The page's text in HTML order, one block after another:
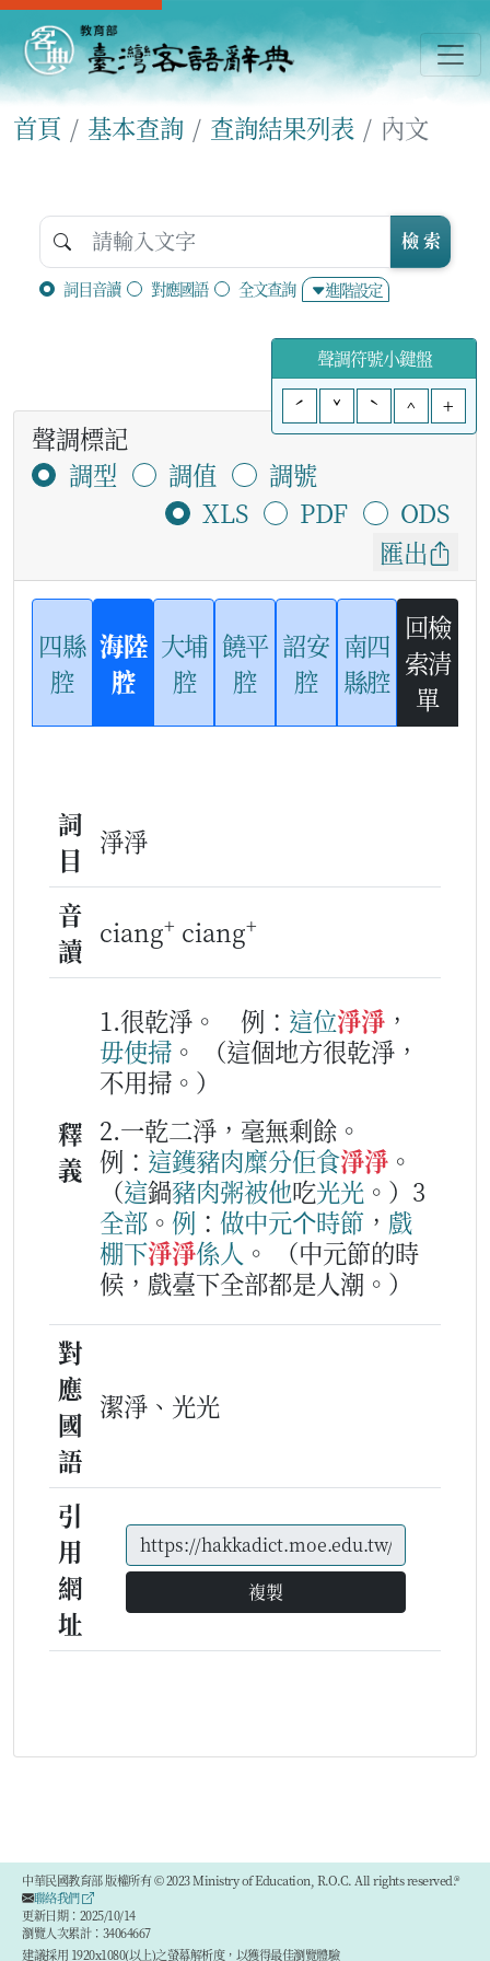
首頁 基本查詢 查詢結果列表 內文
詞目音讀 對應國語 全文查詢 進階設定
檢 索
聲調符號小鍵盤
ˊ
ˇ ˋ ^ +
聲調標記
調型
調值
調號
XLS
PDF
ODS
匯出
四縣
腔
海陸
腔
大埔
腔
饒平
腔
詔安
腔
南四
縣腔
回檢
索清
單
詞
目
淨淨
音
讀
ciang+ ciang+
釋
義
1.很乾淨。 例： 這位淨淨 ，
毋使掃 。
（這個地方很乾淨，
不用掃。）
2.一乾二淨，毫無剩餘。
例： 這鑊豬肉糜分佢食淨淨 。
（這鍋豬肉粥被他吃光光 。）3
全部 。 例 ： 做中元个時節 ， 戲
棚下淨淨係人 。
（中元節的時
候，戲臺下全部都是人潮。）
對
應
國
語
潔淨、光光
引
用
網
址
複製
中華民國教育部 版權所有 © 2023 Ministry of Education, R.O.C. All rights reserved.®
聯絡我們
更新日期：2025/10/14
瀏覽人次累計：34064667
建議採用 1920x1080(以上)之螢幕解析度，以獲得最佳瀏覽體驗